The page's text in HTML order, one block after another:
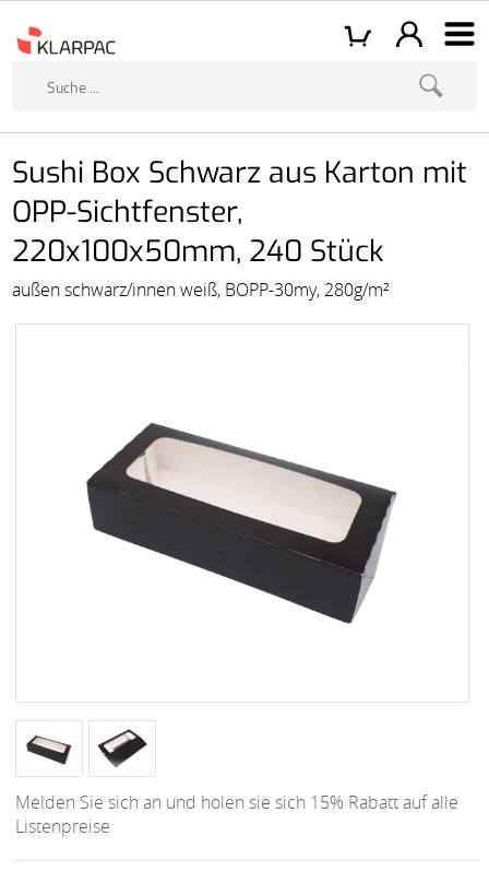
Sushi Box Schwarz aus Karton mit
OPP-Sichtfenster,
220x100x50mm, 240 Stück
außen schwarz/innen weiß, BOPP-30my, 280g/m²
Melden Sie sich an und holen sie sich 15% Rabatt auf alle
Listenpreise